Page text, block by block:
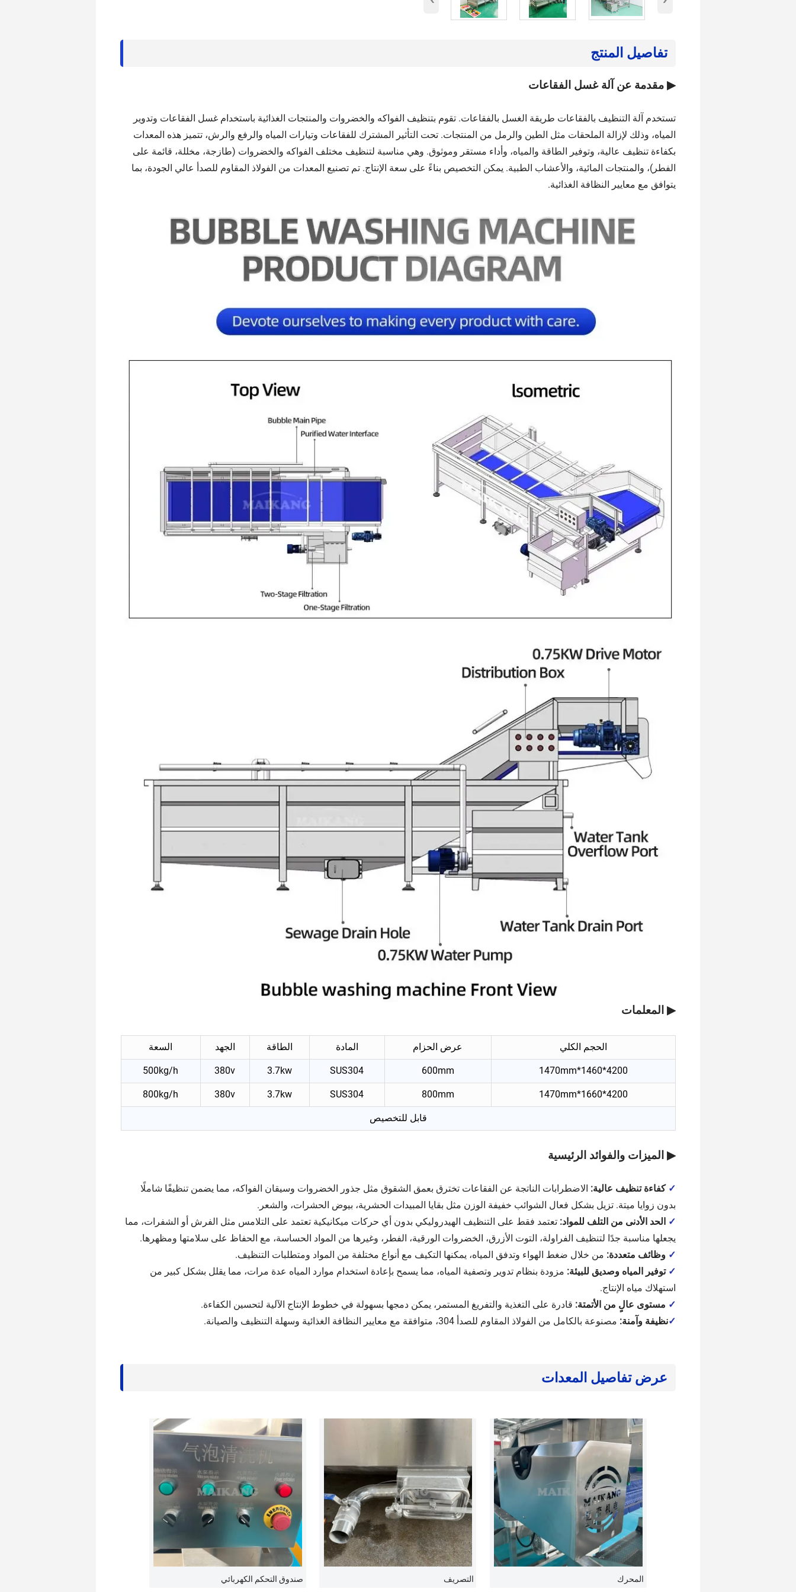
تفاصيل المنتج
▶ مقدمة عن آلة غسل الفقاعات
تستخدم آلة التنظيف بالفقاعات طريقة الغسل بالفقاعات. تقوم بتنظيف الفواكه والخضروات والمنتجات الغذائية باستخدام غسل الفقاعات وتدوير
المياه، وذلك لإزالة الملحقات مثل الطين والرمل من المنتجات. تحت التأثير المشترك للفقاعات وتيارات المياه والرفع والرش، تتميز هذه المعدات
بكفاءة تنظيف عالية، وتوفير الطاقة والمياه، وأداء مستقر وموثوق. وهي مناسبة لتنظيف مختلف الفواكه والخضروات (طازجة، مخللة، قائمة على
الفطر)، والمنتجات المائية، والأعشاب الطبية. يمكن التخصيص بناءً على سعة الإنتاج. تم تصنيع المعدات من الفولاذ المقاوم للصدأ عالي الجودة، بما
يتوافق مع معايير النظافة الغذائية.
▶ المعلمات
الحجم الكلي عرض الحزام المادة الطاقة الجهد السعة
4200*1460*1470mm
600mm
SUS304
3.7kw
380v
500kg/h
4200*1660*1470mm
800mm
SUS304
3.7kw
380v
800kg/h
قابل للتخصيص
▶ الميزات والفوائد الرئيسية
✓ كفاءة تنظيف عالية: الاضطرابات الناتجة عن الفقاعات تخترق بعمق الشقوق مثل جذور الخضروات وسيقان الفواكه، مما يضمن تنظيفًا شاملًا
بدون زوايا ميتة. تزيل بشكل فعال الشوائب خفيفة الوزن مثل بقايا المبيدات الحشرية، بيوض الحشرات، والشعر.
✓ الحد الأدنى من التلف للمواد: تعتمد فقط على التنظيف الهيدروليكي بدون أي حركات ميكانيكية تعتمد على التلامس مثل الفرش أو الشفرات، مما
يجعلها مناسبة جدًا لتنظيف الفراولة، التوت الأزرق، الخضروات الورقية، الفطر، وغيرها من المواد الحساسة، مع الحفاظ على سلامتها ومظهرها.
✓ وظائف متعددة: من خلال ضغط الهواء وتدفق المياه، يمكنها التكيف مع أنواع مختلفة من المواد ومتطلبات التنظيف.
✓ توفير المياه وصديق للبيئة: مزودة بنظام تدوير وتصفية المياه، مما يسمح بإعادة استخدام موارد المياه عدة مرات، مما يقلل بشكل كبير من
استهلاك مياه الإنتاج.
✓ مستوى عالٍ من الأتمتة: قادرة على التغذية والتفريغ المستمر، يمكن دمجها بسهولة في خطوط الإنتاج الآلية لتحسين الكفاءة.
✓نظيفة وآمنة: مصنوعة بالكامل من الفولاذ المقاوم للصدأ 304، متوافقة مع معايير النظافة الغذائية وسهلة التنظيف والصيانة.
عرض تفاصيل المعدات
صندوق التحكم الكهربائي التصريف المحرك